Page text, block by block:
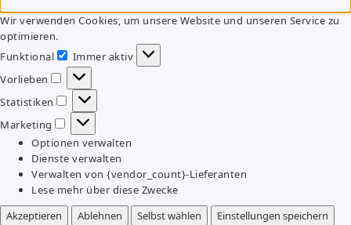
Wir verwenden Cookies, um unsere Website und unseren Service zu
optimieren.
Funktional
Funktional
Immer aktiv
Vorlieben
Vorlieben
Statistiken
Statistiken
Marketing
Marketing
Optionen verwalten
Dienste verwalten
Verwalten von {vendor_count}-Lieferanten
Lese mehr über diese Zwecke
Akzeptieren
Ablehnen Selbst wählen
Einstellungen speichern